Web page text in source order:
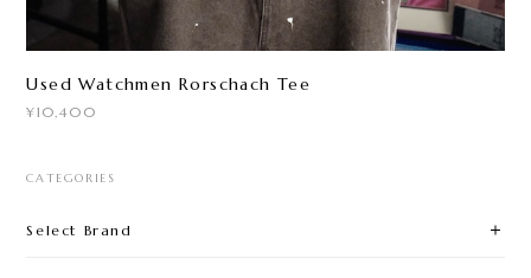
Used Watchmen Rorschach Tee
¥10,400
CATEGORIES
Select Brand